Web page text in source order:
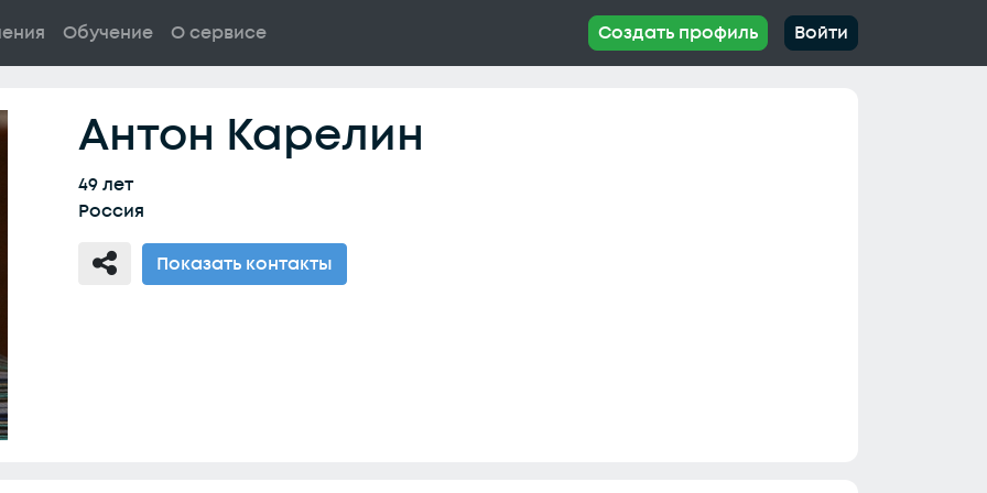
Обучение О сервисе Создать профиль Войти
Антон Карелин
49 лет
Россия
Показать контакты